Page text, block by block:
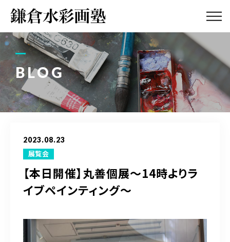
BLOG
2023.08.23
展覧会
【本日開催】丸善個展〜14時よりラ
イブペインティング〜
ABOUT
画塾紹介・
アクセス
LESSON
教室案内
BLOG
ATELIER
水彩ブログ